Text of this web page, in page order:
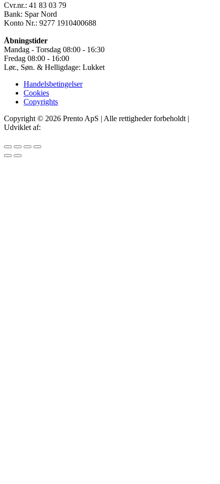
Cvr.nr.: 41 83 03 79
Bank: Spar Nord
Konto Nr.: 9277 1910400688
Åbningstider
Mandag - Torsdag 08:00 - 16:30
Fredag 08:00 - 16:00
Lør., Søn. & Helligdage: Lukket
Handelsbetingelser
Cookies
Copyrights
Copyright © 2026 Prento ApS | Alle rettigheder forbeholdt |
Udviklet af: